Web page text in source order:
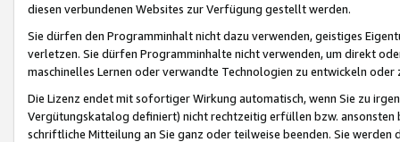
diesen verbundenen Websites zur Verfügung gestellt werden.
Sie dürfen den Programminhalt nicht dazu verwenden, geistiges
verletzen. Sie dürfen Programminhalte nicht verwenden, um direkt
maschinelles Lernen oder verwandte Technologien zu entwickeln
Die Lizenz endet mit sofortiger Wirkung automatisch, wenn Sie zu
Vergütungskatalog definiert) nicht rechtzeitig erfüllen bzw. ansonsten
schriftliche Mitteilung an Sie ganz oder teilweise beenden. Sie werden